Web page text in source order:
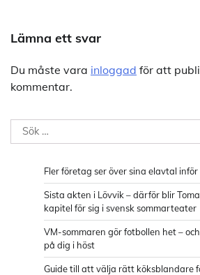
Lämna ett svar
Du måste vara inloggad för att
kommentar.
Sök
efter:
Fler företag ser över sina elavtal inför
Sista akten i Lövvik – därför blir
kapitel för sig i svensk sommarteater
VM-sommaren gör fotbollen het –
på dig i höst
Guide till att välja rätt köksblandare